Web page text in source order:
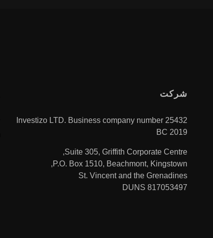
شرکت
Investizo LTD. Business company number 25432
BC 2019
Suite 305, Griffith Corporate Centre,
P.O. Box 1510, Beachmont, Kingstown,
St. Vincent and the Grenadines
DUNS 817053497